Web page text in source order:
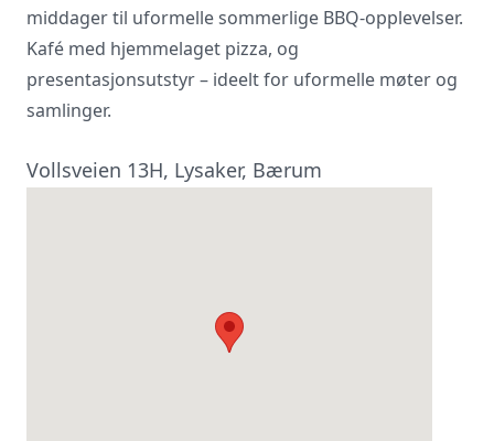
middager til uformelle sommerlige BBQ-opplevelser.
Kafé med hjemmelaget pizza, og
presentasjonsutstyr – ideelt for uformelle møter og
samlinger.
Vollsveien 13H, Lysaker, Bærum